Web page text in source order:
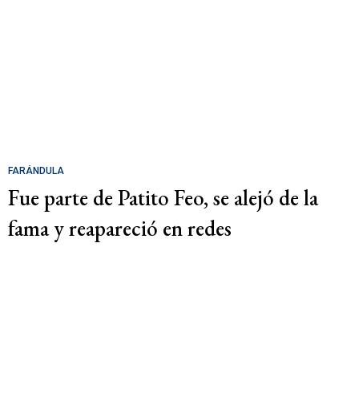
FARÁNDULA
Fue parte de Patito Feo, se alejó de la
fama y reapareció en redes